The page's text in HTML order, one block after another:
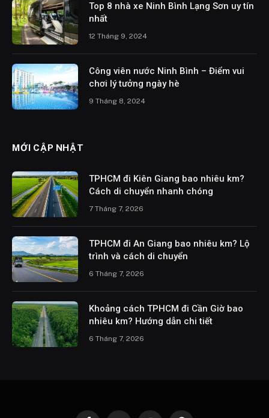
Top 8 nhà xe Ninh Bình Lạng Sơn uy tín
nhất
12 Tháng 9, 2024
Công viên nước Ninh Bình – Điểm vui
chơi lý tưởng ngày hè
9 Tháng 8, 2024
MỚI CẬP NHẬT
TPHCM đi Kiên Giang bao nhiêu km?
Cách di chuyển nhanh chóng
7 Tháng 7, 2026
TPHCM đi An Giang bao nhiêu km? Lộ
trình và cách di chuyển
6 Tháng 7, 2026
Khoảng cách TPHCM đi Cần Giờ bao
nhiêu km? Hướng dẫn chi tiết
6 Tháng 7, 2026